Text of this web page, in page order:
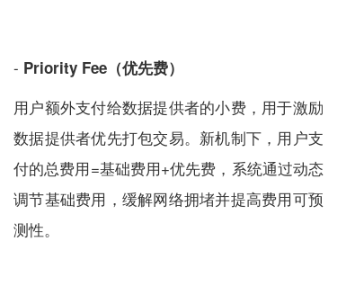
- Priority Fee（优先费）
用户额外支付给数据提供者的小费，用于激励
数据提供者优先打包交易。新机制下，用户支
付的总费用=基础费用+优先费，系统通过动态
调节基础费用，缓解网络拥堵并提高费用可预
测性。